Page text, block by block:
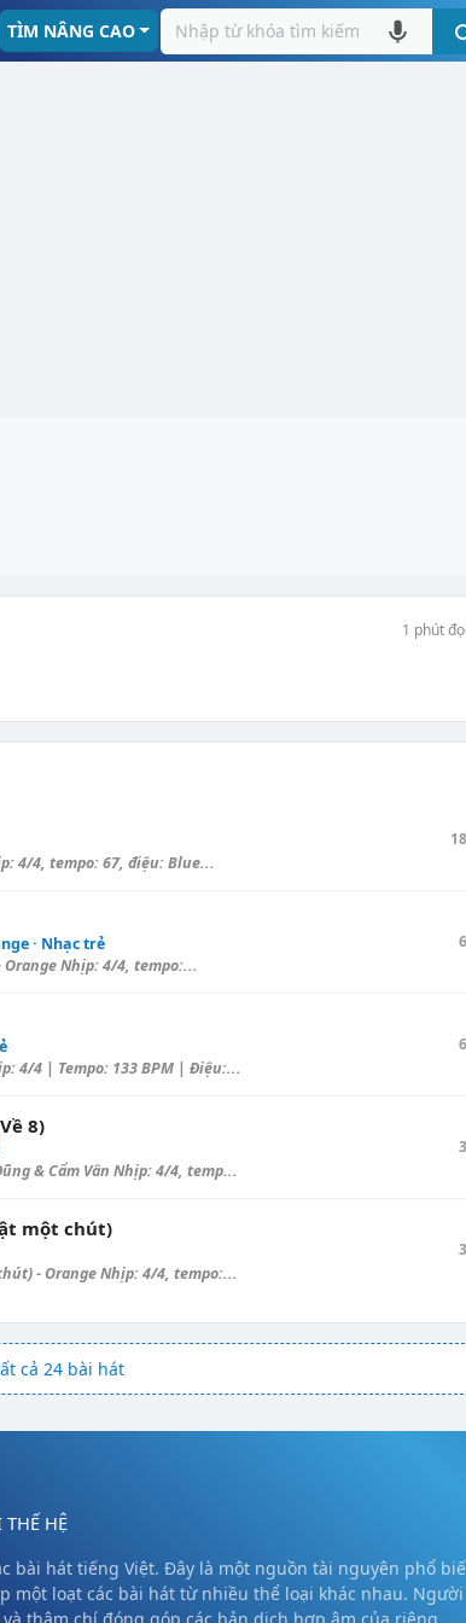
TÌM NÂNG CAO
1 phút
4/4, tempo: 67, điệu: Blue...
18
· Nhạc trẻ
Orange Nhịp: 4/4, tempo:...
6
4/4 | Tempo: 133 BPM | Điệu:...
6
8)
& Cẩm Vân Nhịp: 4/4, temp...
3
một chút)
- Orange Nhịp: 4/4, tempo:...
3
cả 24 bài hát
HỆ
bài hát tiếng Việt. Đây là một nguồn tài nguyên phổ
một loạt các bài hát từ nhiều thể loại khác nhau. Người